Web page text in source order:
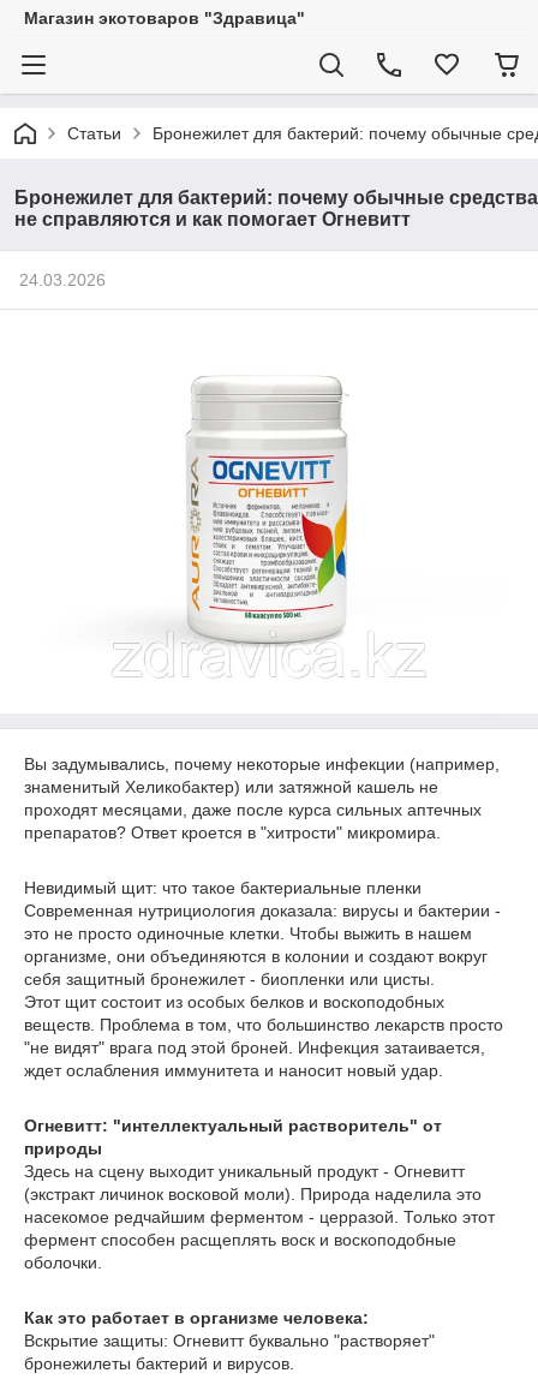
Магазин экотоваров "Здравица"
Статьи Бронежилет для бактерий: почему обычные
Бронежилет для бактерий: почему обычные средства
не справляются и как помогает Огневитт
24.03.2026
Вы задумывались, почему некоторые инфекции (например,
знаменитый Хеликобактер) или затяжной кашель не
проходят месяцами, даже после курса сильных аптечных
препаратов? Ответ кроется в "хитрости" микромира.
​Невидимый щит: что такое бактериальные пленки
​Современная нутрициология доказала: вирусы и бактерии -
это не просто одиночные клетки. Чтобы выжить в нашем
организме, они объединяются в колонии и создают вокруг
себя защитный бронежилет - биопленки или цисты.
​Этот щит состоит из особых белков и воскоподобных
веществ. Проблема в том, что большинство лекарств просто
"не видят" врага под этой броней. Инфекция затаивается,
ждет ослабления иммунитета и наносит новый удар.
​Огневитт: "интеллектуальный растворитель" от
природы
​Здесь на сцену выходит уникальный продукт - Огневитт
(экстракт личинок восковой моли). Природа наделила это
насекомое редчайшим ферментом - церразой. Только этот
фермент способен расщеплять воск и воскоподобные
оболочки.
​Как это работает в организме человека:
​Вскрытие защиты: Огневитт буквально "растворяет"
бронежилеты бактерий и вирусов.